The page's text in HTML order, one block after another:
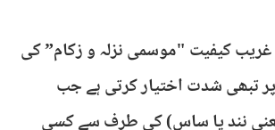
کیفیت "موسمی نزلہ و زکام” کی
تبھی شدت اختیار کرتی ہے جب
نند یا ساس) کی طرف سے کسی